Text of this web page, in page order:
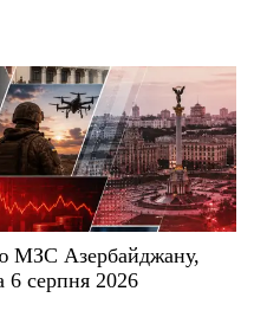
МЗС Азербайджану,
6 серпня 2026